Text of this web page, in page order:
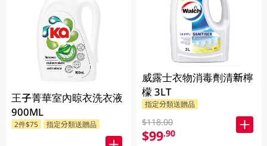
王子菁華室內晾衣洗衣液
900ML
2件$75 指定分類送贈品
威露士衣物消毒劑清新檸
檬 3LT
指定分類送贈品
$118.00
$99.90